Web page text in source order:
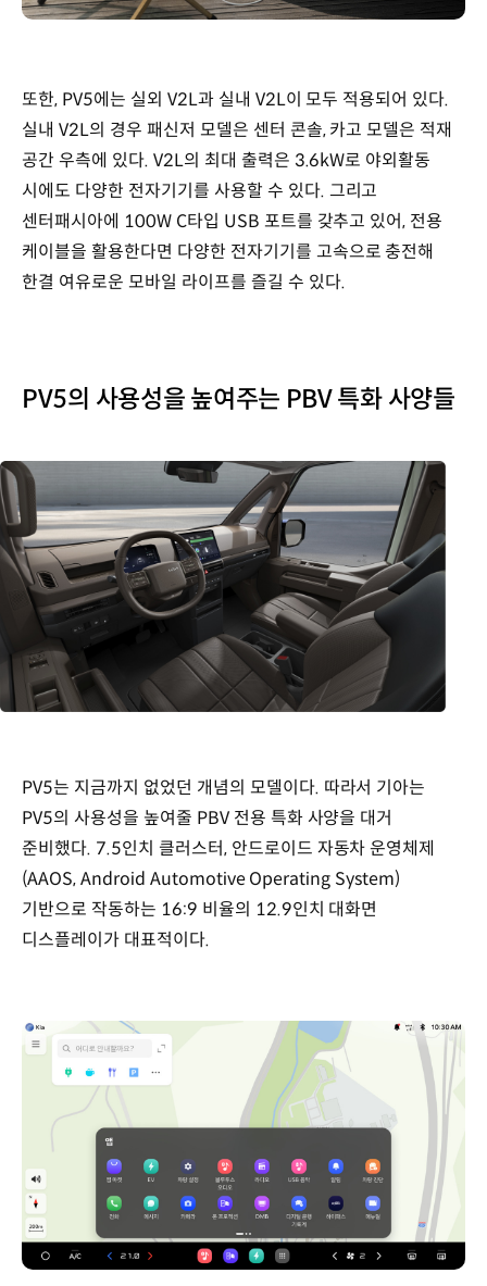
또한, PV5에는 실외 V2L과 실내 V2L이 모두 적용되어 있다.
실내 V2L의 경우 패신저 모델은 센터 콘솔, 카고 모델은 적재
공간 우측에 있다. V2L의 최대 출력은 3.6kW로 야외활동
시에도 다양한 전자기기를 사용할 수 있다. 그리고
센터패시아에 100W C타입 USB 포트를 갖추고 있어, 전용
케이블을 활용한다면 다양한 전자기기를 고속으로 충전해
한결 여유로운 모바일 라이프를 즐길 수 있다.
PV5의 사용성을 높여주는 PBV 특화 사양들
PV5는 지금까지 없었던 개념의 모델이다. 따라서 기아는
PV5의 사용성을 높여줄 PBV 전용 특화 사양을 대거
준비했다. 7.5인치 클러스터, 안드로이드 자동차 운영체제
(AAOS, Android Automotive Operating System)
기반으로 작동하는 16:9 비율의 12.9인치 대화면
디스플레이가 대표적이다.